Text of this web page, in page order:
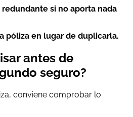
si no aporta nada
póliza en lugar de duplicarla.
antes de
seguro?
conviene comprobar lo